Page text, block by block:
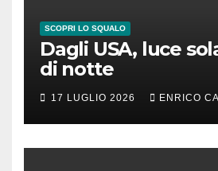
SCOPRI LO SQUALO
Dagli USA, luce
di notte
17 LUGLIO 2026 ENRICO